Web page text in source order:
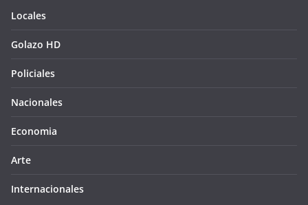
Locales
Golazo HD
Policiales
Nacionales
Economia
Arte
Internacionales